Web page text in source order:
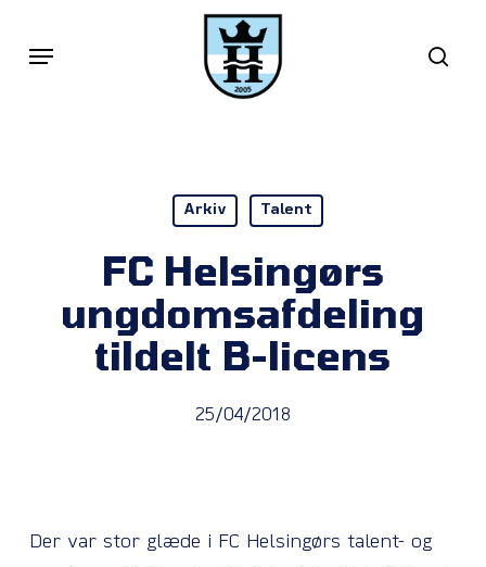
Menu
Arkiv Talent
FC Helsingørs
ungdomsafdeling
tildelt B-licens
25/04/2018
Der var stor glæde i FC Helsingørs talent- og